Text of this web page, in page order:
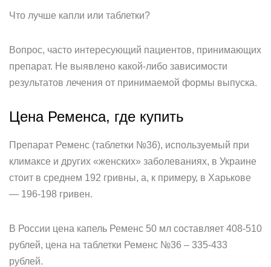
Что лучше капли или таблетки?
Вопрос, часто интересующий пациентов, принимающих
препарат. Не выявлено какой-либо зависимости
результатов лечения от принимаемой формы выпуска.
Цена Ременса, где купить
Препарат Ременс (таблетки №36), используемый при
климаксе и других «женских» заболеваниях, в Украине
стоит в среднем 192 гривны, а, к примеру, в Харькове
— 196-198 гривен.
В России цена капель Ременс 50 мл составляет 408-510
рублей, цена на таблетки Ременс №36 – 335-433
рублей.